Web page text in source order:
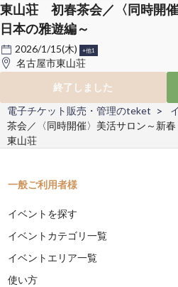
東山荘 初春茶会／〈同時開催
日本の雅遊編～
2026/1/15(木) +他1
名古屋市東山荘
終了しました
電子チケット販売・管理のteket
茶会／〈同時開催〉美活サロン～新
東山荘
一般ご利用者様
イベントを探す
イベントカテゴリ一覧
イベントエリア一覧
使い方